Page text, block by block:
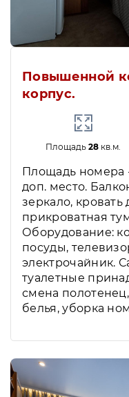
Повышенной
корпус.
Площадь28 кв.м.
Площадь номера -
доп. место.
зеркало, кровать
прикроватная
Оборудование:
посуды,
электрочайник.
туалетные
смена
белья, уборка